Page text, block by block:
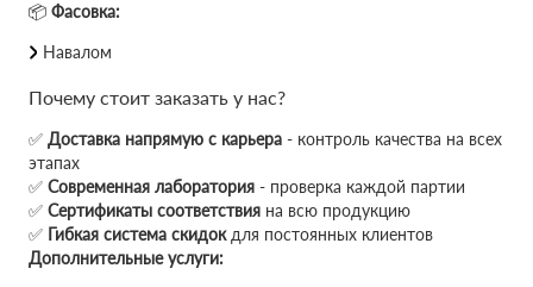
📦 Фасовка:
Навалом
Почему стоит заказать у нас?
✅ Доставка напрямую с карьера - контроль качества на всех
этапах
✅ Современная лаборатория - проверка каждой партии
✅ Сертификаты соответствия на всю продукцию
✅ Гибкая система скидокдля постоянных клиентов
Дополнительные услуги: